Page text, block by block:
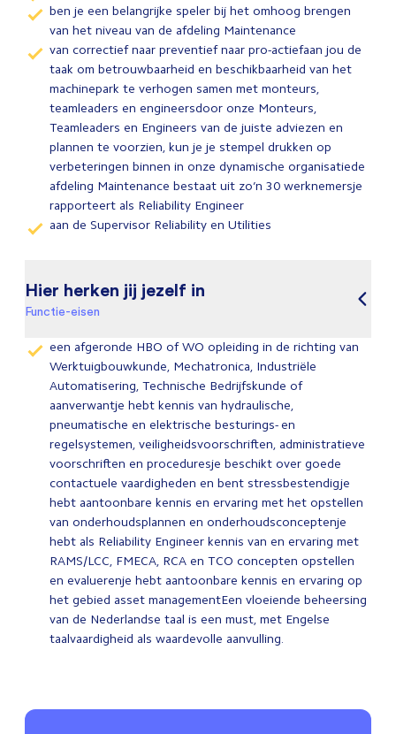
ben je een belangrijke speler bij het omhoog brengen
van het niveau van de afdeling Maintenance
van correctief naar preventief naar pro-actiefaan jou de
taak om betrouwbaarheid en beschikbaarheid van het
machinepark te verhogen samen met monteurs,
teamleaders en engineersdoor onze Monteurs,
Teamleaders en Engineers van de juiste adviezen en
plannen te voorzien, kun je je stempel drukken op
verbeteringen binnen in onze dynamische organisatiede
afdeling Maintenance bestaat uit zo’n 30 werknemersje
rapporteert als Reliability Engineer
aan de Supervisor Reliability en Utilities
Hier herken jij jezelf in
Functie-eisen
een afgeronde HBO of WO opleiding in de richting van
Werktuigbouwkunde, Mechatronica, Industriële
Automatisering, Technische Bedrijfskunde of
aanverwantje hebt kennis van hydraulische,
pneumatische en elektrische besturings- en
regelsystemen, veiligheidsvoorschriften, administratieve
voorschriften en proceduresje beschikt over goede
contactuele vaardigheden en bent stressbestendigje
hebt aantoonbare kennis en ervaring met het opstellen
van onderhoudsplannen en onderhoudsconceptenje
hebt als Reliability Engineer kennis van en ervaring met
RAMS/LCC, FMECA, RCA en TCO concepten opstellen
en evaluerenje hebt aantoonbare kennis en ervaring op
het gebied asset managementEen vloeiende beheersing
van de Nederlandse taal is een must, met Engelse
taalvaardigheid als waardevolle aanvulling.